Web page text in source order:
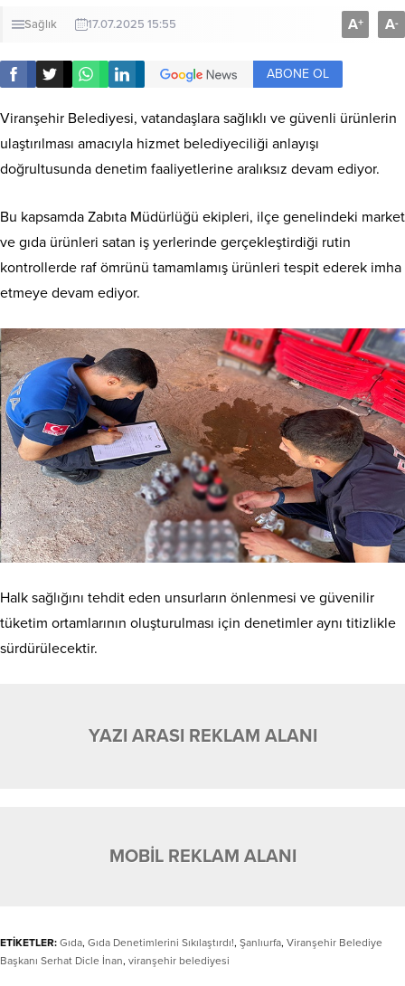
Sağlık 17.07.2025 15:55 A+ A-
ABONE OL
Viranşehir Belediyesi, vatandaşlara sağlıklı ve güvenli ürünlerin
ulaştırılması amacıyla hizmet belediyeciliği anlayışı
doğrultusunda denetim faaliyetlerine aralıksız devam ediyor.
Bu kapsamda Zabıta Müdürlüğü ekipleri, ilçe genelindeki market
ve gıda ürünleri satan iş yerlerinde gerçekleştirdiği rutin
kontrollerde raf ömrünü tamamlamış ürünleri tespit ederek imha
etmeye devam ediyor.
Halk sağlığını tehdit eden unsurların önlenmesi ve güvenilir
tüketim ortamlarının oluşturulması için denetimler aynı titizlikle
sürdürülecektir.
YAZI ARASI REKLAM ALANI
MOBİL REKLAM ALANI
ETİKETLER: Gıda, Gıda Denetimlerini Sıkılaştırdı!, Şanlıurfa, Viranşehir Belediye
Başkanı Serhat Dicle İnan, viranşehir belediyesi